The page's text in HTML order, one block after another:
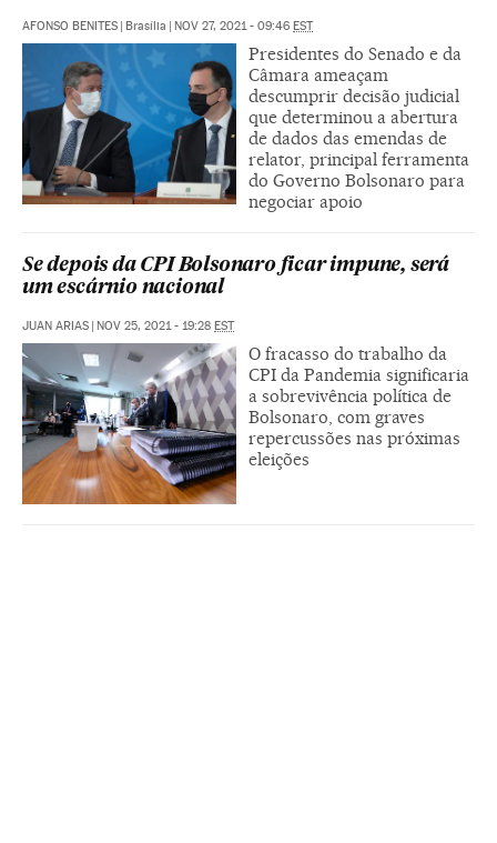
AFONSO BENITES Brasília NOV 27, 2021 - 09:46 EST
Presidentes do Senado e da
Câmara ameaçam
descumprir decisão judicial
que determinou a abertura
de dados das emendas de
relator, principal ferramenta
do Governo Bolsonaro para
negociar apoio
Se depois da CPI Bolsonaro ficar impune, será
um escárnio nacional
JUAN ARIAS NOV 25, 2021 - 19:28 EST
O fracasso do trabalho da
CPI da Pandemia significaria
a sobrevivência política de
Bolsonaro, com graves
repercussões nas próximas
eleições